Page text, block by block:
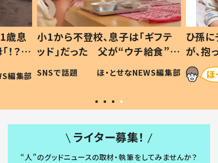
歳息
？」
編集部
小1から不登校、息子は「ギフテ
ッド」だった 父が“ウチ給食”を
作り続ける理由とは #令和の親
#令和の子
SNSで話題 ほ・とせなNEWS編集部
ひ孫
が、
「涙が
い」
ライター募集！
“人”のグッドニュースの取材・執筆をしてみませんか？